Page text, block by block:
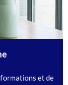
et de